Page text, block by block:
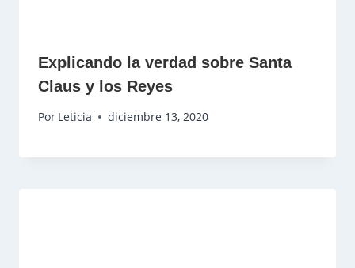
Explicando la verdad sobre Santa
Claus y los Reyes
Por Leticia diciembre 13, 2020